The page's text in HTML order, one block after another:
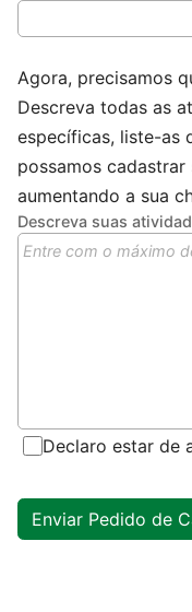
Agora, precisamos
Descreva todas as
específicas, liste-as
possamos
aumentando a sua
Descreva suas
Declaro estar de